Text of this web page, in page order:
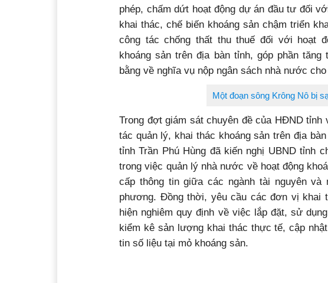
phép, chấm dứt hoạt động dự án đầu tư đối
khai thác, chế biến khoáng sản chậm triển
công tác chống thất thu thuế đối với hoạt
khoáng sản trên địa bàn tỉnh, góp phần
bằng về nghĩa vụ nộp ngân sách nhà nước
Một đoạn sông Krông Nô bị
Trong đợt giám sát chuyên đề của HĐND tỉnh
tác quản lý, khai thác khoáng sản trên địa
tỉnh Trần Phú Hùng đã kiến nghị UBND tỉnh
trong việc quản lý nhà nước về hoạt động
cấp thông tin giữa các ngành tài nguyên
phương. Đồng thời, yêu cầu các đơn vị khai
hiện nghiêm quy định về việc lắp đặt, sử
kiểm kê sản lượng khai thác thực tế, cập
tin số liệu tại mỏ khoáng sản.